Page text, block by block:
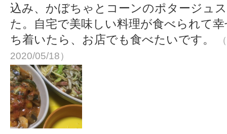
込み、かぼちゃとコーンのポタージュ
た。自宅で美味しい料理が食べられて
ち着いたら、お店でも食べたいです。
2020/05/18）